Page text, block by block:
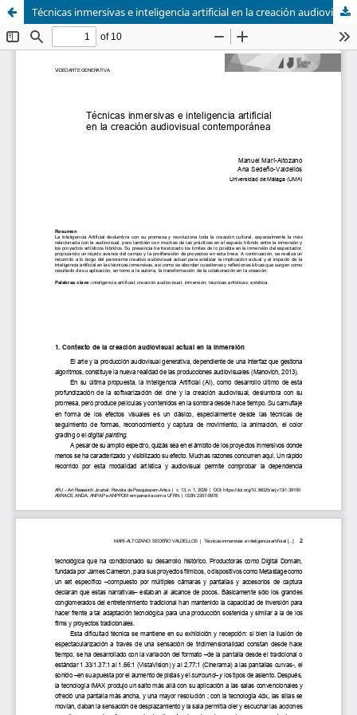
Técnicas inmersivas e inteligencia artificial en la creación audiovisual contemporánea